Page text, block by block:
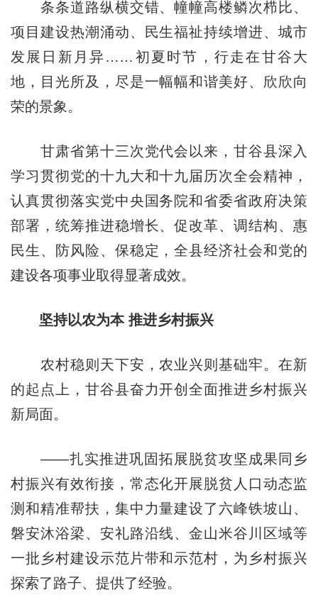
条条道路纵横交错、幢幢高楼鳞次栉比、
项目建设热潮涌动、民生福祉持续增进、城市
发展日新月异……初夏时节，行走在甘谷大
地，目光所及，尽是一幅幅和谐美好、欣欣向
荣的景象。
甘肃省第十三次党代会以来，甘谷县深入
学习贯彻党的十九大和十九届历次全会精神，
认真贯彻落实党中央国务院和省委省政府决策
部署，统筹推进稳增长、促改革、调结构、惠
民生、防风险、保稳定，全县经济社会和党的
建设各项事业取得显著成效。
坚持以农为本 推进乡村振兴
农村稳则天下安，农业兴则基础牢。在新
的起点上，甘谷县奋力开创全面推进乡村振兴
新局面。
——扎实推进巩固拓展脱贫攻坚成果同乡
村振兴有效衔接，常态化开展脱贫人口动态监
测和精准帮扶，集中力量建设了六峰铁坡山、
磐安沐浴梁、安礼路沿线、金山米谷川区域等
一批乡村建设示范片带和示范村，为乡村振兴
探索了路子、提供了经验。